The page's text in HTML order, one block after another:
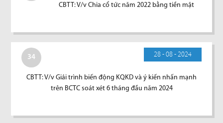
CBTT: V/v Chia cổ tức năm 2022 bằng tiền mặt
34 28 - 08 - 2024
CBTT: V/v Giải trình biến động KQKD và ý kiến nhấn mạnh
trên BCTC soát xét 6 tháng đầu năm 2024